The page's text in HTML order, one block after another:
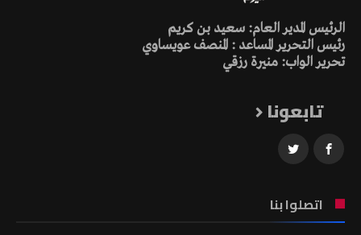
الرئيس المدير العام: سعيد بن كريم
رئيس التحرير المساعد : المنصف عويساوي
تحرير الواب: منيرة رزقي
تابعونا
اتصلوا بنا